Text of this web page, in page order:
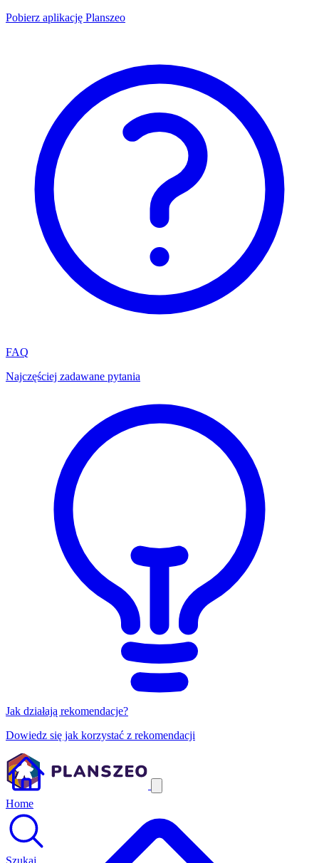
Pobierz aplikację Planszeo
FAQ
Najczęściej zadawane pytania
Jak działają rekomendacje?
Dowiedz się jak korzystać z rekomendacji
Home
Szukaj